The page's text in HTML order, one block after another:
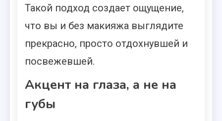
Такой подход создает ощущение,
что вы и без макияжа выглядите
прекрасно, просто отдохнувшей и
посвежевшей.
Акцент на глаза, а не на
губы